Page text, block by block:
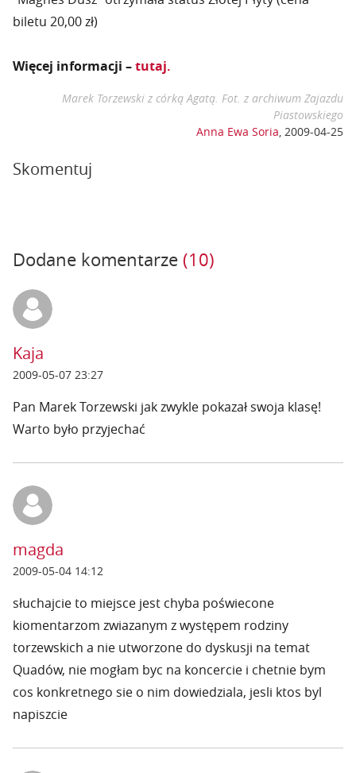
biletu 20,00 zł)
Więcej informacji –tutaj.
Marek Torzewski z córką Agatą. Fot. z archiwum Zajazdu
Piastowskiego
Anna Ewa Soria, 2009-04-25
Skomentuj
Dodane komentarze (10)
Kaja
2009-05-07 23:27
Pan Marek Torzewski jak zwykle pokazał swoja klasę!
Warto było przyjechać
magda
2009-05-04 14:12
słuchajcie to miejsce jest chyba poświecone
kiomentarzom zwiazanym z występem rodziny
torzewskich a nie utworzone do dyskusji na temat
Quadów, nie mogłam byc na koncercie i chetnie bym
cos konkretnego sie o nim dowiedziala, jesli ktos byl
napiszcie